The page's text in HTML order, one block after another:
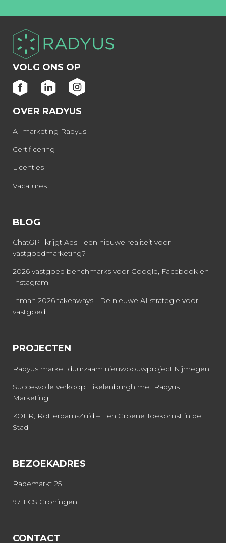
VOLG ONS OP
OVER RADYUS
AI marketing Radyus
Certificering
Licenties
Vacatures
BLOG
ChatGPT krijgt Ads - een nieuwe realiteit voor
vastgoedmarketing?
2026 vastgoed benchmarks voor Google, Facebook en
Instagram
Inman 2026 takeaways - De nieuwe AI strategie voor
vastgoed
PROJECTEN
Radyus market duurzaam nieuwbouwproject Nijmegen
Succesvolle verkoop Eikelenburgh met Radyus
Marketing
KOER, Rotterdam-Zuid – Een Groene Toekomst in de
Stad
BEZOEKADRES
Rademarkt 25
9711 CS Groningen
CONTACT